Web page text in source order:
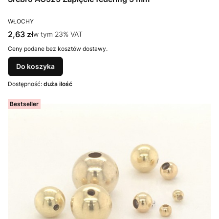
PRODUCENT
WŁOCHY
Cena brutto
2,63 złw tym %s VAT
w tym 23% VAT
Ceny podane bez kosztów dostawy.
Do koszyka
Dostępność: duża ilość
Bestseller